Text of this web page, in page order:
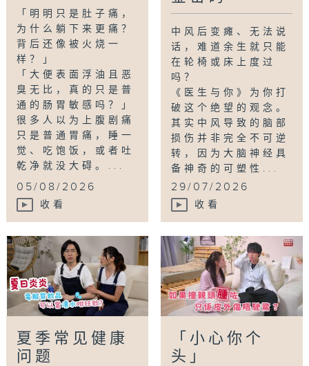
「明明只是肚子痛，
为什么躺下来更痛？
背后还像被火烧一
样？」
「大便表面浮油且恶
臭无比，真的只是普
通的肠胃敏感吗？」
很多人以为上腹剧痛
只是普通胃痛，睡一
觉、吃饱饭，或者吐
乾净就没大碍。...
05/08/2026
收看
中风后变瘫、无法说
话，难道余生就只能
在轮椅或床上度过
吗？
《医生与你》为你打
破这个绝望的观念。
其实中风导致的脑部
损伤并非完全不可逆
转，因为大脑神经具
备神奇的可塑性...
29/07/2026
收看
夏季常见健康
问题
「小心你个
头」